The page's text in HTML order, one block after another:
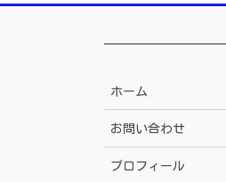
ホーム
お問い合わせ
プロフィール